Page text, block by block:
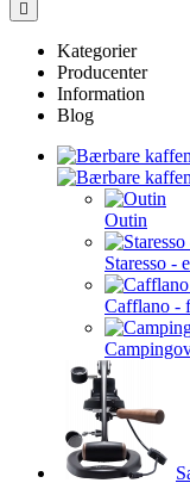
Kategorier
Producenter
Information
Blog
Outin
Staresso -
Cafflano -